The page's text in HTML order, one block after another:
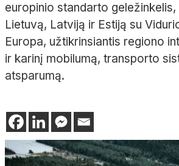
europinio standarto geležinkelis,
Lietuvą, Latviją ir Estiją su
Europa, užtikrinsiantis regiono
ir karinį mobilumą, transporto
atsparumą.